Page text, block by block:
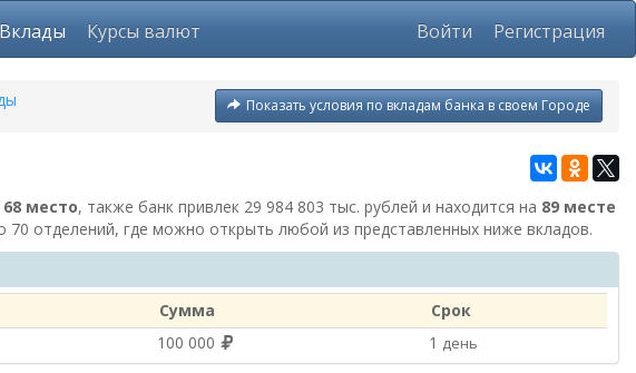
Вклады Курсы валют Войти Регистрация
Показать условия по вкладам банка в своем Городе
68 место, также банк привлек 29 984 803 тыс. рублей и находится на 89 месте
отделений, где можно открыть любой из представленных ниже вкладов.
Сумма
Срок
100 000 1 день